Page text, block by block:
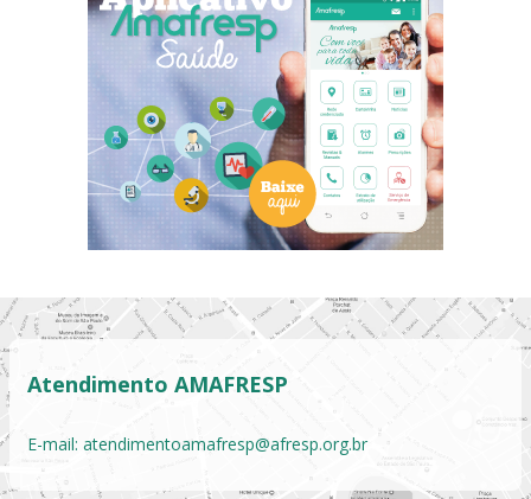
Atendimento AMAFRESP
E-mail: atendimentoamafresp@afresp.org.br